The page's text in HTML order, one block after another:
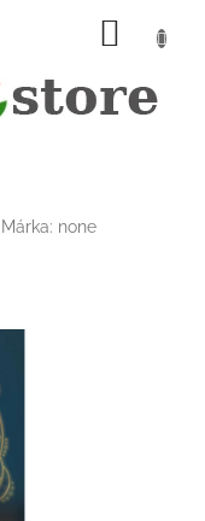
KOSÁR
Márka: none